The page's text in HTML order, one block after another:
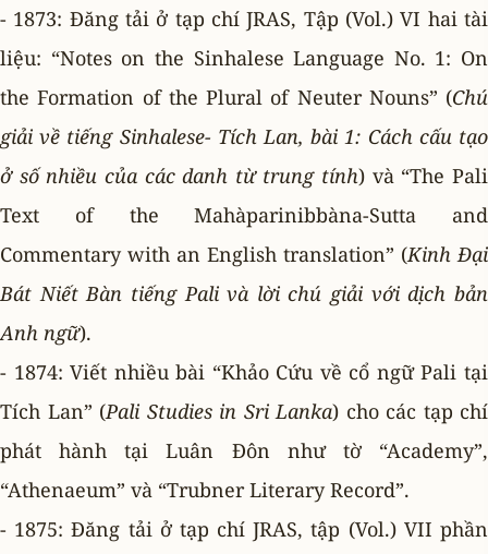
- 1873: Ðăng tải ở tạp chí JRAS, Tập (Vol.) VI hai tài
liệu: “Notes on the Sinhalese Language No. 1: On
the Formation of the Plural of Neuter Nouns” (Chú
giải về tiếng Sinhalese- Tích Lan, bài 1: Cách cấu tạo
ở số nhiều của các danh từ trung tính) và “The Pali
Text of the Mahàparinibbàna-Sutta and
Commentary with an English translation” (Kinh Ðại
Bát Niết Bàn tiếng Pali và lời chú giải với dịch bản
Anh ngữ).
- 1874: Viết nhiều bài “Khảo Cứu về cổ ngữ Pali tại
Tích Lan” (Pali Studies in Sri Lanka) cho các tạp chí
phát hành tại Luân Ðôn như tờ “Academy”,
“Athenaeum” và “Trubner Literary Record”.
- 1875: Ðăng tải ở tạp chí JRAS, tập (Vol.) VII phần